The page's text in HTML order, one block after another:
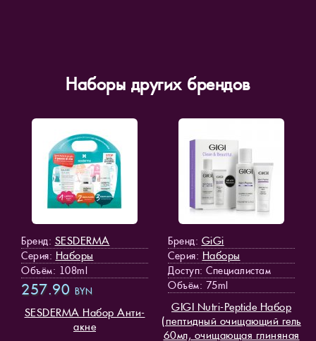
Наборы других брендов
Бренд: SESDERMA
Серия: Наборы
Объём: 108ml
257.90 BYN
SESDERMA Набор Анти-
акне
Бренд: GiGi
Серия: Наборы
Доступ: Специалистам
Объём: 75ml
GIGI Nutri-Peptide Набор
(пептидный очищающий гель
60мл, очищающая глиняная